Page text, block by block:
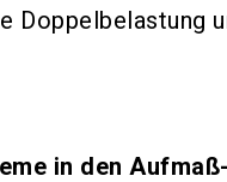
Doppelbelastung
in den Aufmaß-